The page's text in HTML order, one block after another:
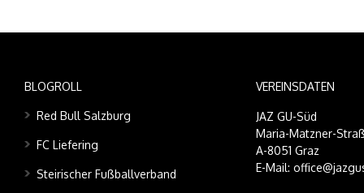
BLOGROLL
Red Bull Salzburg
FC Liefering
Steirischer Fußballverband
VEREINSDATEN
JAZ GU-Süd
Maria-Matzner-
A-8051 Graz
E-Mail: